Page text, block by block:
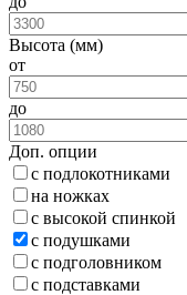
Высота (мм)
от
до
Доп. опции
с подлокотниками
на ножках
с высокой спинкой
с подушками
с подголовником
с подставками